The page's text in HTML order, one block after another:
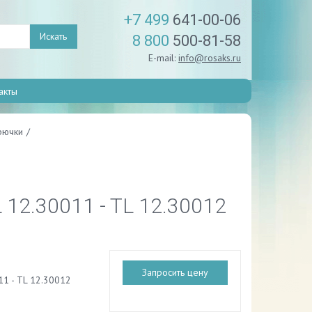
Искать
+7 499 641-00-06
8 800 500-81-58
E-mail: info@rosaks.ru
/
- TL 12.30012
- TL 12.30012
Запросить цену